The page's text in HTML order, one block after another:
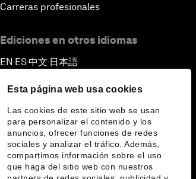
Esta página web usa cookies
Las cookies de este sitio web se usan
para personalizar el contenido y los
anuncios, ofrecer funciones de redes
sociales y analizar el tráfico. Además,
compartimos información sobre el uso
que haga del sitio web con nuestros
Carreras profesionales
Ediciones en otros idiomas
EN ▪ES▪中文▪ 日本語